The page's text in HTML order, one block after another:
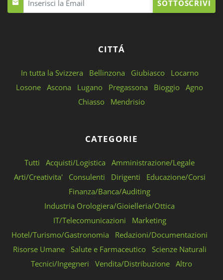
SOTTOSCRIVI
CITTÁ
In tutta la Svizzera Bellinzona Giubiasco
Locarno
Losone Ascona Lugano Pregassona Bioggio Agno
Chiasso
Mendrisio
CATEGORIE
Tutti Acquisti/Logistica
Amministrazione/Legale
Arti/Creativita'
Consulenti Dirigenti
Educazione/Corsi
Finanza/Banca/Auditing
Industria Orologiera/Gioielleria/Ottica
IT/Telecomunicazioni
Marketing
Hotel/Turismo/Gastronomia
Redazioni/Documentazioni
Risorse Umane
Salute e Farmaceutico
Scienze Naturali
Tecnici/Ingegneri
Vendita/Distribuzione Altro